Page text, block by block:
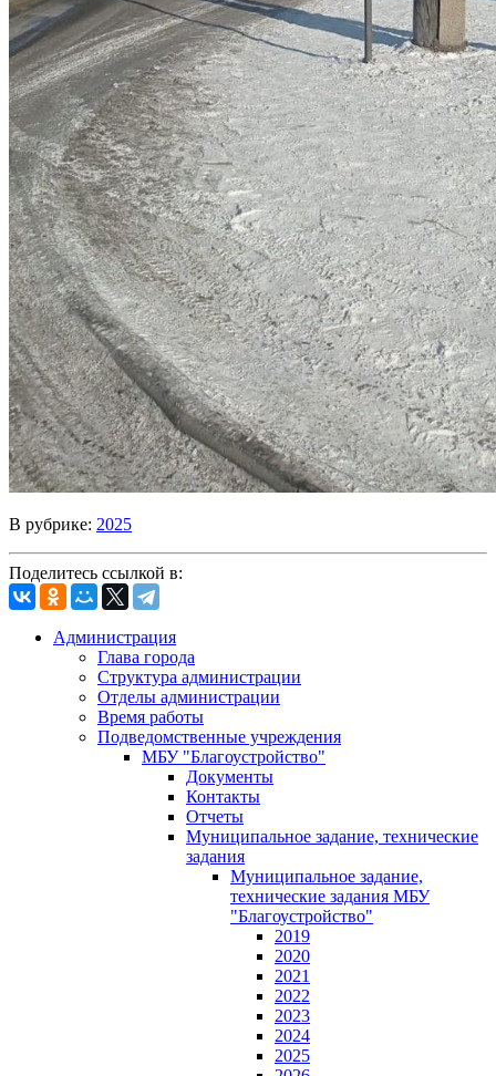
В рубрике: 2025
Поделитесь ссылкой в:
Администрация
Глава города
Структура администрации
Отделы администрации
Время работы
Подведомственные учреждения
МБУ "Благоустройство"
Документы
Контакты
Отчеты
Муниципальное задание, технические
задания
Муниципальное задание,
технические задания МБУ
"Благоустройство"
2019
2020
2021
2022
2023
2024
2025